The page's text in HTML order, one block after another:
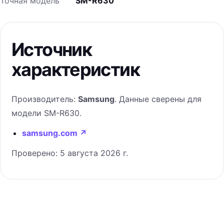
Источник
характеристик
Производитель: Samsung. Данные сверены для
модели SM-R630.
samsung.com ↗
Проверено: 5 августа 2026 г.